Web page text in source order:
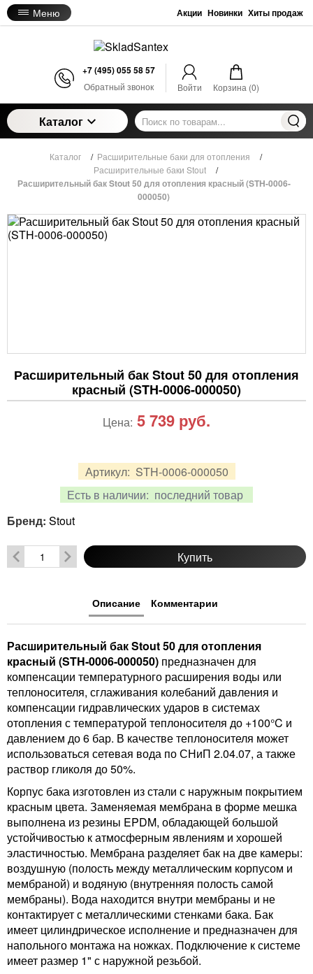
Меню Акции Новинки Хиты продаж
+7 (495) 055 58 57
Обратный звонок Войти Корзина (0)
Каталог
Каталог / Расширительные баки для отопления
/
Расширительные баки Stout
/
Расширительный бак Stout 50 для отопления красный (STH-0006-
000050)
Расширительный бак Stout 50 для отопления
красный (STH-0006-000050)
Артикул: STH-0006-000050
Есть в наличии: последний товар
Цена: 5 739 руб.
Бренд: Stout
Купить
Описание Комментарии
Расширительный бак Stout 50 для отопления
красный (STH-0006-000050) предназначен для
компенсации температурного расширения воды или
теплоносителя, сглаживания колебаний давления и
компенсации гидравлических ударов в системах
отопления с температурой теплоносителя до +100°C и
давлением до 6 бар. В качестве теплоносителя может
использоваться сетевая вода по СНиП 2.04.07, а также
раствор гликоля до 50%.
Корпус бака изготовлен из стали с наружным покрытием
красным цвета. Заменяемая мембрана в форме мешка
выполнена из резины EPDM, обладающей большой
устойчивостью к атмосферным явлениям и хорошей
эластичностью. Мембрана разделяет бак на две камеры:
воздушную (полость между металлическим корпусом и
мембраной) и водяную (внутренняя полость самой
мембраны). Вода находится внутри мембраны и не
контактирует с металлическими стенками бака. Бак
имеет цилиндрическое исполнение и предназначен для
напольного монтажа на ножках. Подключение к системе
имеет размер 1" с наружной резьбой.